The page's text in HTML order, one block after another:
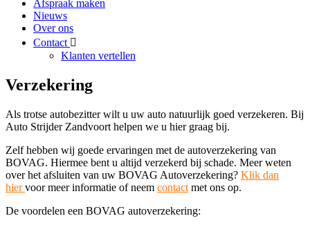
Afspraak maken
Nieuws
Over ons
Contact
Klanten vertellen
Verzekering
Als trotse autobezitter wilt u uw auto natuurlijk goed verzekeren. Bij
Auto Strijder Zandvoort helpen we u hier graag bij.
Zelf hebben wij goede ervaringen met de autoverzekering van
BOVAG. Hiermee bent u altijd verzekerd bij schade. Meer weten
over het afsluiten van uw BOVAG Autoverzekering? Klik dan
hiervoor meer informatie of neem contact met ons op.
De voordelen een BOVAG autoverzekering: